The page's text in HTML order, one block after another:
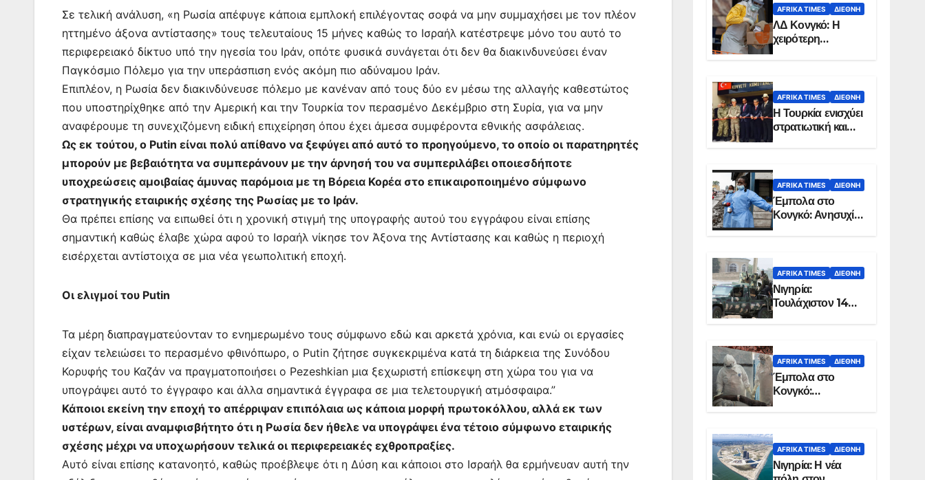
Σε τελική ανάλυση, «η Ρωσία απέφυγε κάποια εμπλοκή επιλέγοντας σοφά να μην συμμαχήσει με τον πλέον
ηττημένο άξονα αντίστασης» τους τελευταίους 15 μήνες καθώς το Ισραήλ κατέστρεψε μόνο του αυτό το
περιφερειακό δίκτυο υπό την ηγεσία του Ιράν, οπότε φυσικά συνάγεται ότι δεν θα διακινδυνεύσει έναν
Παγκόσμιο Πόλεμο για την υπεράσπιση ενός ακόμη πιο αδύναμου Ιράν.
Επιπλέον, η Ρωσία δεν διακινδύνευσε πόλεμο με κανέναν από τους δύο εν μέσω της αλλαγής καθεστώτος
που υποστηρίχθηκε από την Αμερική και την Τουρκία τον περασμένο Δεκέμβριο στη Συρία, για να μην
αναφέρουμε τη συνεχιζόμενη ειδική επιχείρηση όπου έχει άμεσα συμφέροντα εθνικής ασφάλειας.
Ως εκ τούτου, ο Putin είναι πολύ απίθανο να ξεφύγει από αυτό το προηγούμενο, το οποίο οι παρατηρητές
μπορούν με βεβαιότητα να συμπεράνουν με την άρνησή του να συμπεριλάβει οποιεσδήποτε
υποχρεώσεις αμοιβαίας άμυνας παρόμοια με τη Βόρεια Κορέα στο επικαιροποιημένο σύμφωνο
στρατηγικής εταιρικής σχέσης της Ρωσίας με το Ιράν.
Θα πρέπει επίσης να ειπωθεί ότι η χρονική στιγμή της υπογραφής αυτού του εγγράφου είναι επίσης
σημαντική καθώς έλαβε χώρα αφού το Ισραήλ νίκησε τον Άξονα της Αντίστασης και καθώς η περιοχή
εισέρχεται αντίστοιχα σε μια νέα γεωπολιτική εποχή.
Οι ελιγμοί του Putin
Τα μέρη διαπραγματεύονταν το ενημερωμένο τους σύμφωνο εδώ και αρκετά χρόνια, και ενώ οι εργασίες
είχαν τελειώσει το περασμένο φθινόπωρο, ο Putin ζήτησε συγκεκριμένα κατά τη διάρκεια της Συνόδου
Κορυφής του Καζάν να πραγματοποιήσει ο Pezeshkian μια ξεχωριστή επίσκεψη στη χώρα του για να
υπογράψει αυτό το έγγραφο και άλλα σημαντικά έγγραφα σε μια τελετουργική ατμόσφαιρα.”
Κάποιοι εκείνη την εποχή το απέρριψαν επιπόλαια ως κάποια μορφή πρωτοκόλλου, αλλά εκ των
υστέρων, είναι αναμφισβήτητο ότι η Ρωσία δεν ήθελε να υπογράψει ένα τέτοιο σύμφωνο εταιρικής
σχέσης μέχρι να υποχωρήσουν τελικά οι περιφερειακές εχθροπραξίες.
Αυτό είναι επίσης κατανοητό, καθώς προέβλεψε ότι η Δύση και κάποιοι στο Ισραήλ θα ερμήνευαν αυτή την
AFRIKA TIMES ΔΙΕΘΝΉ
ΛΔ Κονγκό: Η
χειρότερη
επιδημία Έμπολα
χώρας
AFRIKA TIMES ΔΙΕΘΝΉ
Η Τουρκία ενισχύει
στρατιωτική και
ενεργειακή
Σομαλία
AFRIKA TIMES ΔΙΕΘΝΉ
Έμπολα στο
Κονγκό: Ανησυχία
για τη μεγάλη
AFRIKA TIMES ΔΙΕΘΝΉ
Νιγηρία:
Τουλάχιστον 14
νεκροί από
στην Οτούκπο
AFRIKA TIMES ΔΙΕΘΝΉ
Έμπολα στο
Κονγκό:
Ξεπέρασαν τους
AFRIKA TIMES ΔΙΕΘΝΉ
Νιγηρία: Η νέα